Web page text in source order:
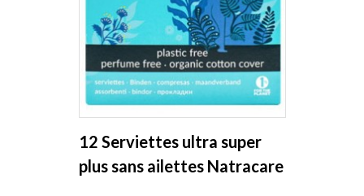
12 Serviettes ultra super
plus sans ailettes Natracare